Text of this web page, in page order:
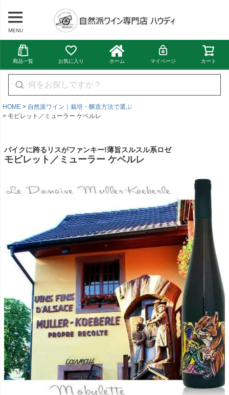
MENU
商品一覧 お気に入り ホーム マイページ カート
HOME
自然派ワイン｜栽培・醸造方法で選ぶ
モビレット／ミューラー ケベルレ
バイクに跨るリスがファンキー!薄旨スルスル系ロゼ
モビレット／ミューラー ケベルレ